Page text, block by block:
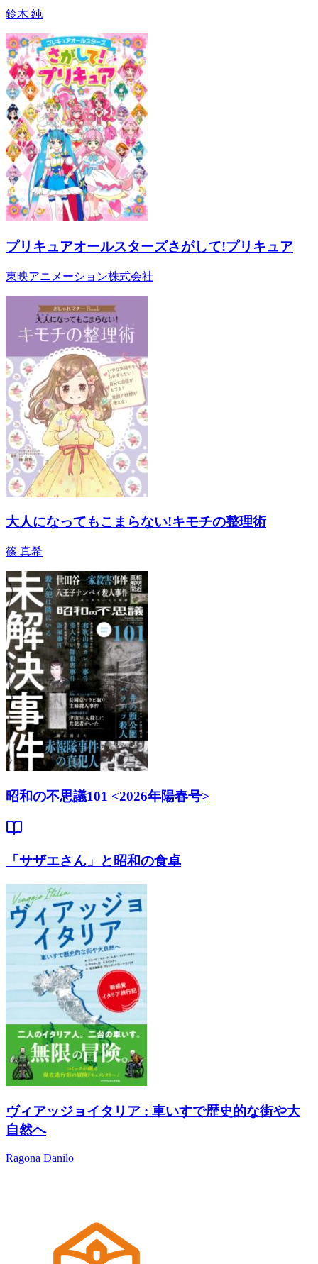
鈴木 純
プリキュアオールスターズさがして!プリキュア
東映アニメーション株式会社
大人になってもこまらない!キモチの整理術
篠 真希
昭和の不思議101 <2026年陽春号>
「サザエさん」と昭和の食卓
ヴィアッジョイタリア : 車いすで歴史的な街や大
自然へ
Ragona Danilo